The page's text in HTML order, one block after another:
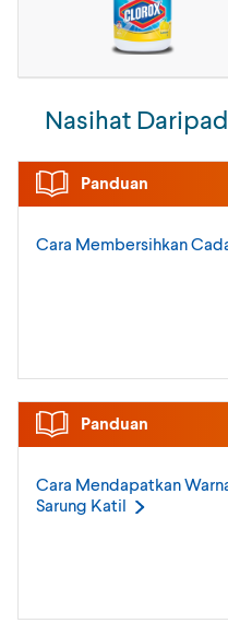
Nasihat
Panduan
Cara Membersihkan
Panduan
Cara Mendapatkan
Sarung Katil